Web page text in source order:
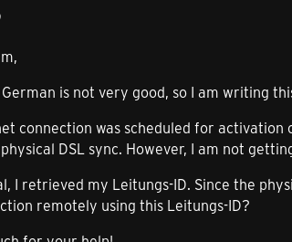
is not very good, so I am writing
connection was scheduled for
DSL sync. However, I am not
I retrieved my Leitungs-ID. Since the
remotely using this Leitungs-ID?